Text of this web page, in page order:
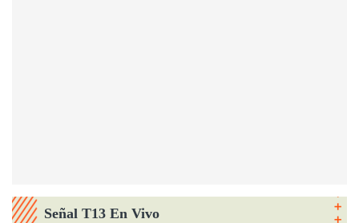
Señal T13 En Vivo